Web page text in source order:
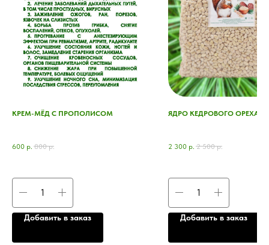
КРЕМ-МЁД С ПРОПОЛИСОМ
600 р. 800 р.
Добавить в заказ
ЯДРО КЕДРОВОГО ОРЕХА,
2 300 р. 2 500 р.
Добавить в заказ